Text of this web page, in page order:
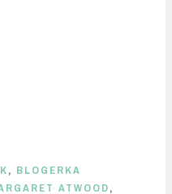
, BLOGERKA
ATWOOD,